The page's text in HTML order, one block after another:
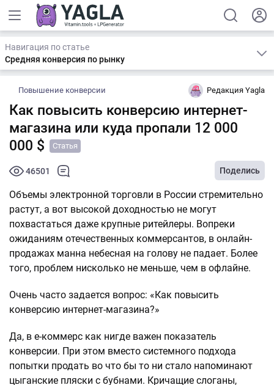
Навигация по статье
Средняя конверсия по рынку
Повышение конверсии Редакция Yagla
Как повысить конверсию интернет-
магазина или куда пропали 12 000
000 $
Статья
46501 Поделись
Объемы электронной торговли в России стремительно
растут, а вот высокой доходностью не могут
похвастаться даже крупные ритейлеры. Вопреки
ожиданиям отечественных коммерсантов, в онлайн-
продажах манна небесная на голову не падает. Более
того, проблем нисколько не меньше, чем в офлайне.
Очень часто задается вопрос: «Как повысить
конверсию интернет-магазина?»
Да, в е-коммерс как нигде важен показатель
конверсии. При этом вместо системного подхода
попытки продать во что бы то ни стало напоминают
цыганские пляски с бубнами. Кричащие слоганы,